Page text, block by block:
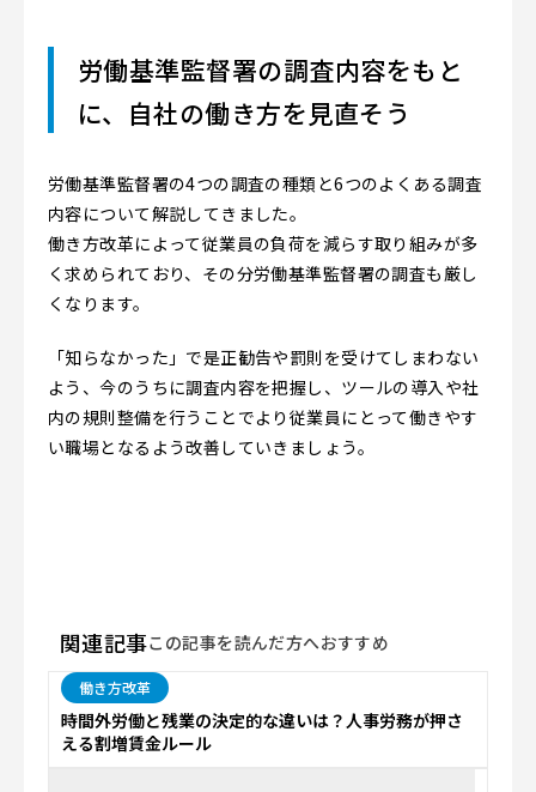
労働基準監督署の調査内容をもと
に、自社の働き方を見直そう
労働基準監督署の4つの調査の種類と6つのよくある調査
内容について解説してきました。
働き方改革によって従業員の負荷を減らす取り組みが多
く求められており、その分労働基準監督署の調査も厳し
くなります。
「知らなかった」で是正勧告や罰則を受けてしまわない
よう、今のうちに調査内容を把握し、ツールの導入や社
内の規則整備を行うことでより従業員にとって働きやす
い職場となるよう改善していきましょう。
関連記事この記事を読んだ方へおすすめ
働き方改革
時間外労働と残業の決定的な違いは？人事労務が押さ
える割増賃金ルール